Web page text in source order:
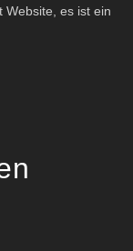
Website, es ist ein